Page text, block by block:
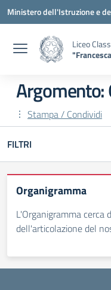
Vai ai contenuti
Vai al menu di navigazione
Vai al footer
Ministero dell'Istruzione e
Liceo
Stampa / Condividi
FILTRI
Organigramma
L'Organigramma cerca
dell'articolazione del